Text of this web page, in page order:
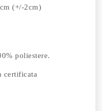
(+/-2cm)
poliestere.
certificata